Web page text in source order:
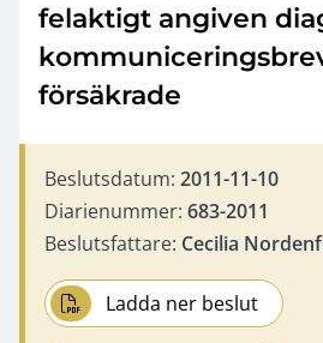
felaktigt angiven
försäkrade
Beslutsdatum: 2011-11-10
Diarienummer: 683-2011
Beslutsfattare: Cecilia
Ladda ner beslut